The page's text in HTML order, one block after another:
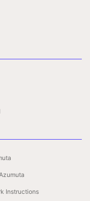
Instructions